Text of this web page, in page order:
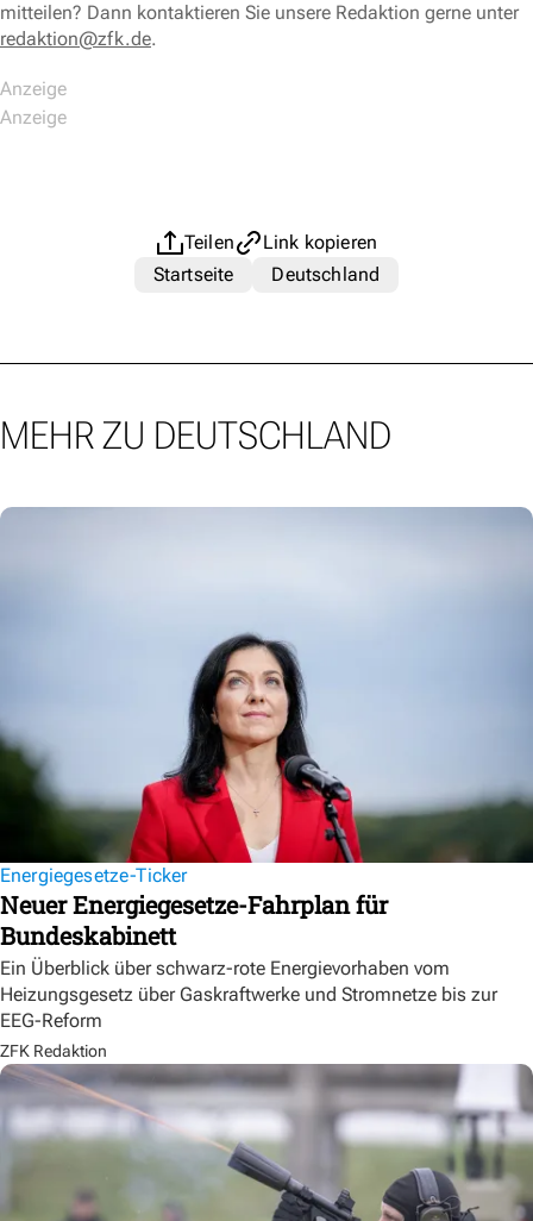
mitteilen? Dann kontaktieren Sie unsere Redaktion gerne unter
redaktion@zfk.de.
Teilen
Link kopieren
Startseite
Deutschland
MEHR ZU DEUTSCHLAND
Energiegesetze-Ticker
Neuer Energiegesetze-Fahrplan für
Bundeskabinett
Ein Überblick über schwarz-rote Energievorhaben vom
Heizungsgesetz über Gaskraftwerke und Stromnetze bis zur
EEG-Reform
ZFK Redaktion